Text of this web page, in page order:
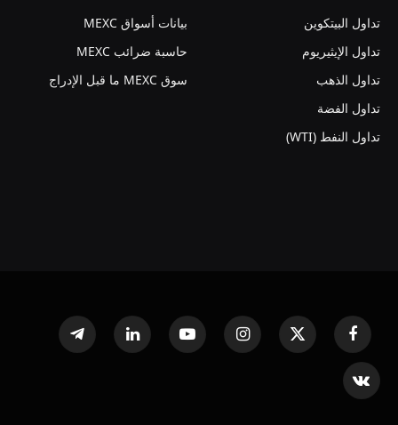
تداول البيتكوين
تداول الإيثيريوم
تداول الذهب
تداول الفضة
تداول النفط (WTI)
بيانات أسواق MEXC
حاسبة ضرائب MEXC
سوق MEXC ما قبل الإدراج
فيسبوك
X
(Twitter)
الانستغرام يوتيوب لينكدإن تيلقرام
VKontakte